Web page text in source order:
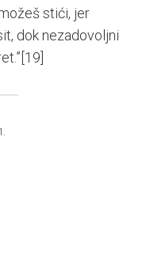
stići, jer
dok nezadovoljni
[19]